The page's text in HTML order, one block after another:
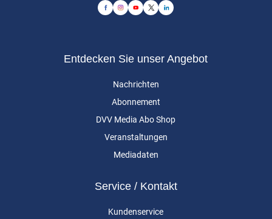
Entdecken Sie unser Angebot
Nachrichten
Abonnement
DVV Media Abo Shop
Veranstaltungen
Mediadaten
Service / Kontakt
Kundenservice